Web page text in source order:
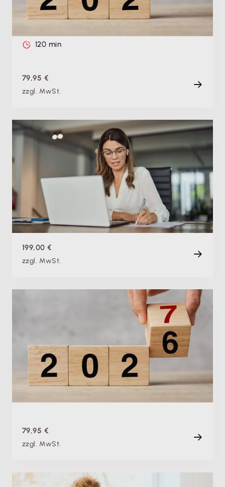
Di. 15.12.2026, 09:00 Uhr
120 min
79,95 €
zzgl. MwSt.
Produktschulung
Lexware lohn+gehalt Update-Tagung 2027
Do. 07.01.2027, 08:00 Uhr+ weitere Termine
Live
4 h
199,00 €
zzgl. MwSt.
Theorie & Praxis: Jahreswechsel 2026/27 mit
Lexware lohn+gehalt
Di. 12.01.2027, 09:00 Uhr + weitere Termine
Live
79,95 €
zzgl. MwSt.